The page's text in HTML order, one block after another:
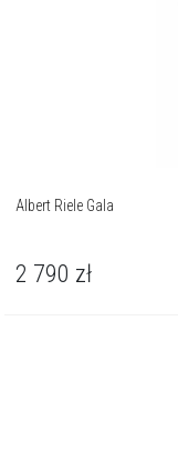
Albert Riele Gala
2 790 zł